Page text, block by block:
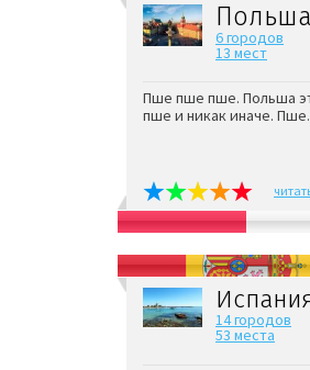
Польша
6 городов
13 мест
Пше пше пше. Польша
пше и никак иначе. Пше.
14 городов
53 места